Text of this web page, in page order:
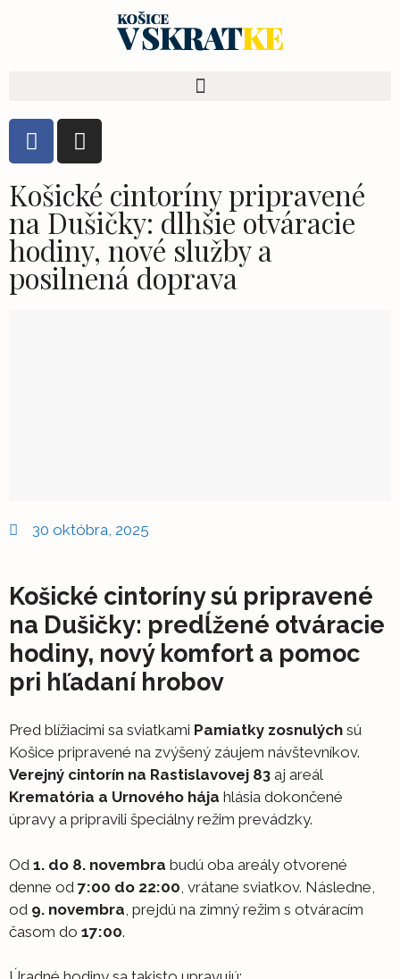
Košické cintoríny pripravené
na Dušičky: dlhšie otváracie
hodiny, nové služby a
posilnená doprava
30 októbra, 2025
Košické cintoríny sú pripravené
na Dušičky: predĺžené otváracie
hodiny, nový komfort a pomoc
pri hľadaní hrobov
Pred blížiacimi sa sviatkami Pamiatky zosnulých sú
Košice pripravené na zvýšený záujem návštevníkov.
Verejný cintorín na Rastislavovej 83 aj areál
Krematória a Urnového hája hlásia dokončené
úpravy a pripravili špeciálny režim prevádzky.
Od 1. do 8. novembra budú oba areály otvorené
denne od 7:00 do 22:00 , vrátane sviatkov. Následne,
od 9. novembra , prejdú na zimný režim s otváracím
časom do 17:00.